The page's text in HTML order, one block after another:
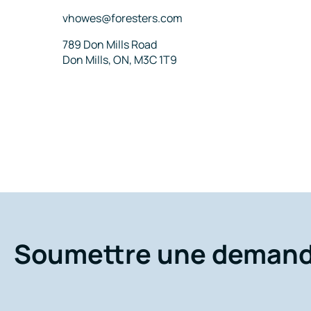
Courriel
vhowes@foresters.com
Adresse
789 Don Mills Road
Don Mills, ON, M3C 1T9
Soumettre une